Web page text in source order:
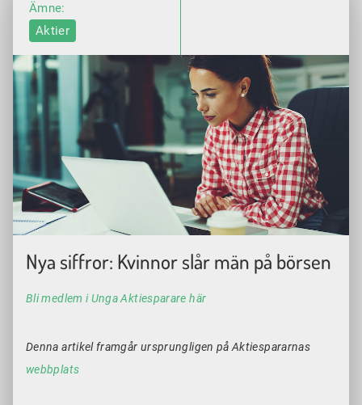
Ämne:
Aktier
Nya siffror: Kvinnor slår män på börsen
Bli medlem i Unga Aktiesparare här
Denna artikel framgår ursprungligen på Aktiespararnas
webbplats